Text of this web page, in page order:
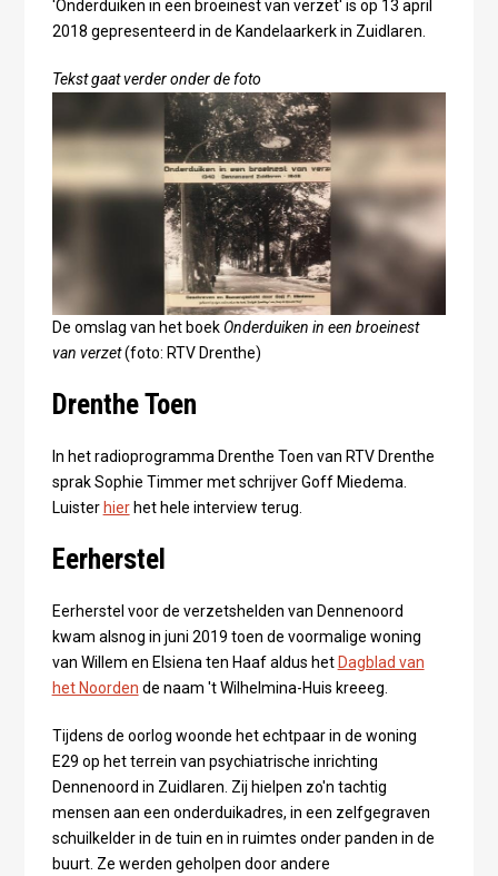
'Onderduiken in een broeinest van verzet' is op 13 april
2018 gepresenteerd in de Kandelaarkerk in Zuidlaren.
Tekst gaat verder onder de foto
De omslag van het boekOnderduiken in een broeinest
van verzet(foto: RTV Drenthe)
Drenthe Toen
In het radioprogramma Drenthe Toen van RTV Drenthe
sprak Sophie Timmer met schrijver Goff Miedema.
Luister hierhet hele interview terug.
Eerherstel
Eerherstel voor de verzetshelden van Dennenoord
kwam alsnog in juni 2019 toen de voormalige woning
van Willem en Elsiena ten Haaf aldus het Dagblad van
het Noorden de naam 't Wilhelmina-Huis kreeeg.
Tijdens de oorlog woonde het echtpaar in de woning
E29 op het terrein van psychiatrische inrichting
Dennenoord in Zuidlaren. Zij hielpen zo'n tachtig
mensen aan een onderduikadres, in een zelfgegraven
schuilkelder in de tuin en in ruimtes onder panden in de
buurt. Ze werden geholpen door andere